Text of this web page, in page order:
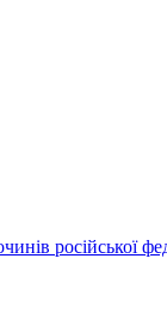
російської